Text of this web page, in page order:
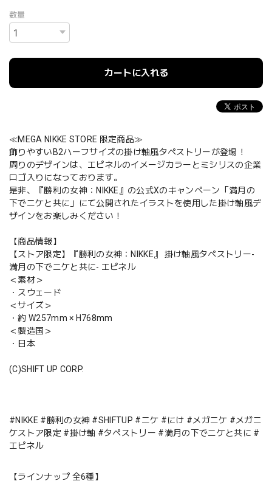
数量
カートに入れる
≪MEGA NIKKE STORE 限定商品≫
飾りやすいB2ハーフサイズの掛け軸風タペストリーが登場！
周りのデザインは、エピネルのイメージカラーとミシリスの企業
ロゴ入りになっております。
是非、『勝利の女神：NIKKE』の公式Xのキャンペーン「満月の
下でニケと共に」にて公開されたイラストを使用した掛け軸風デ
ザインをお楽しみください！
【商品情報】
【ストア限定】『勝利の女神：NIKKE』 掛け軸風タペストリー-
満月の下でニケと共に- エピネル
＜素材＞
・スウェード
＜サイズ＞
・約 W257mm × H768mm
＜製造国＞
・日本
(C)SHIFT UP CORP.
#NIKKE #勝利の女神 #SHIFTUP #ニケ #にけ #メガニケ #メガニ
ケストア限定 #掛け軸 #タペストリー #満月の下でニケと共に #
エピネル
【ラインナップ 全6種】